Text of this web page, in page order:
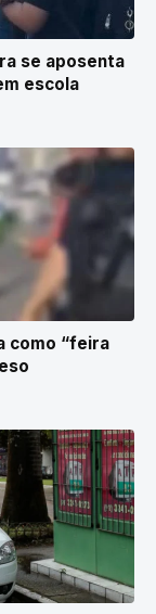
se aposenta
escola
como “feira